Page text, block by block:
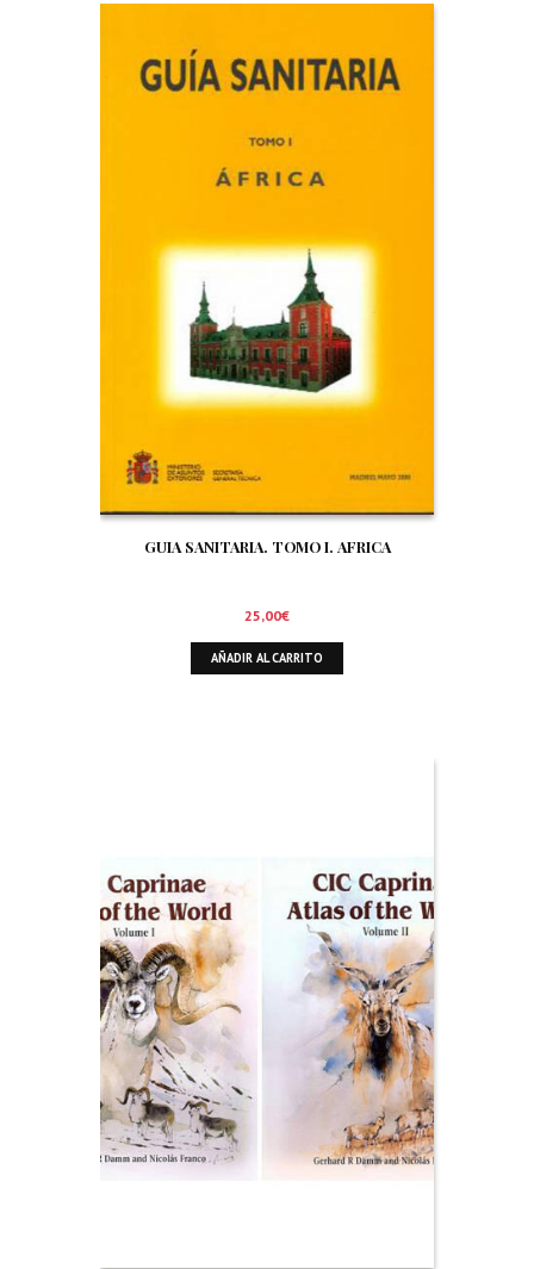
GUIA SANITARIA. TOMO I. AFRICA
25,00€
AÑADIR AL CARRITO